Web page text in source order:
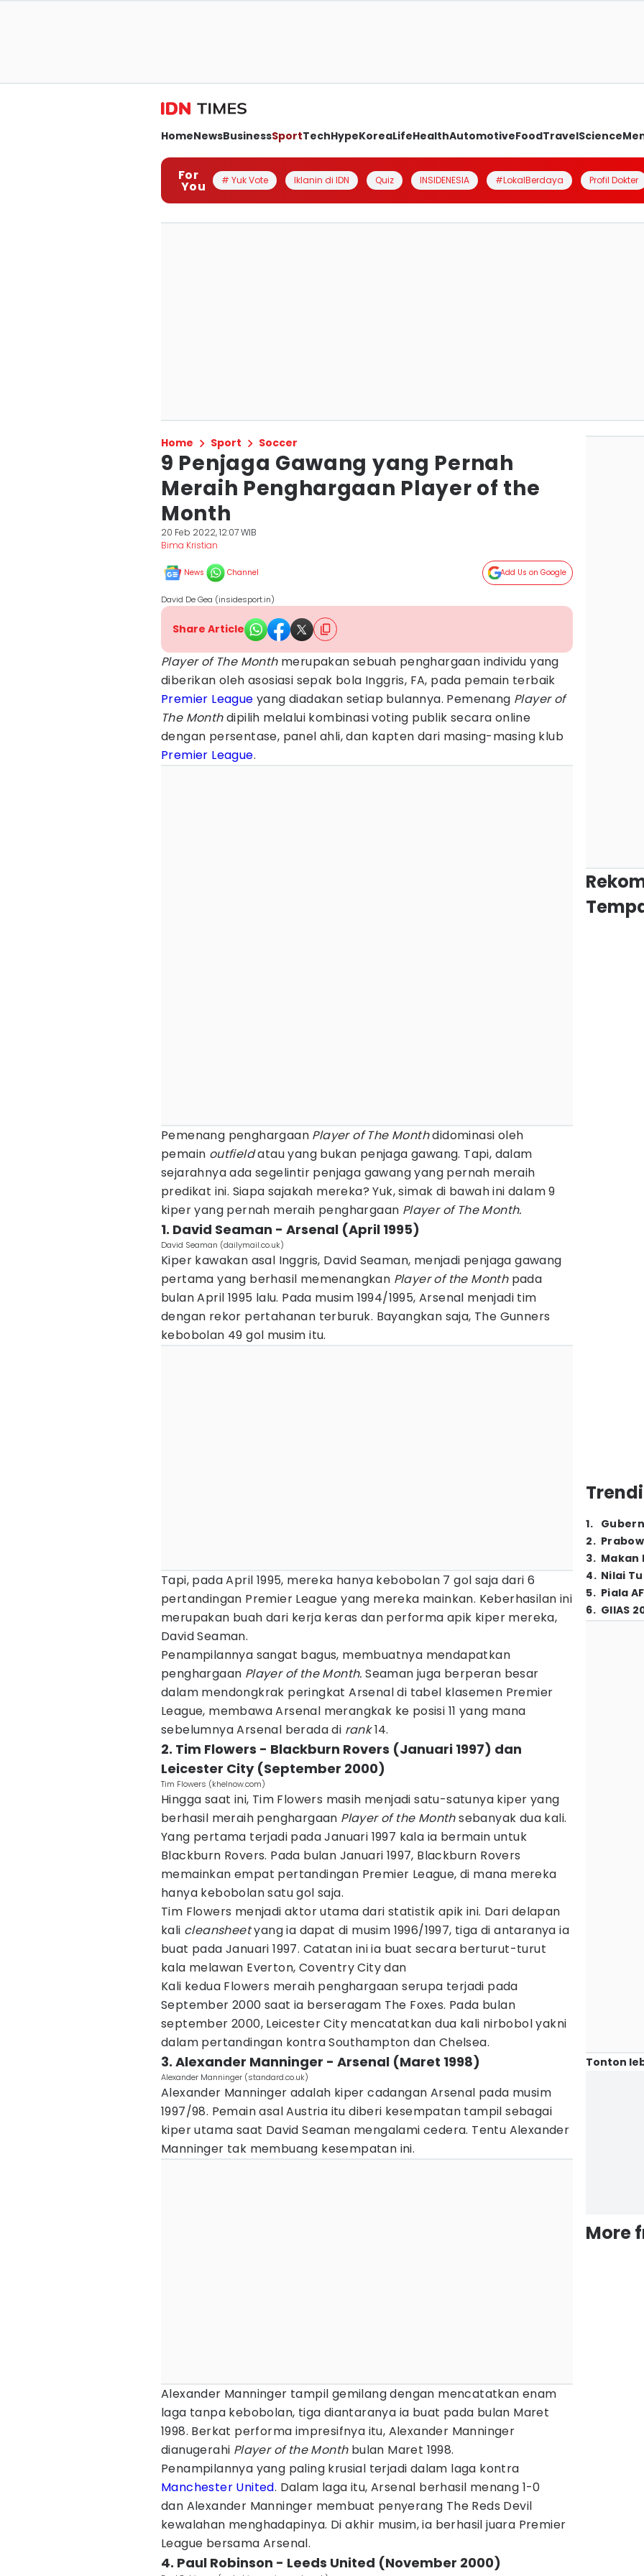
HomeNewsBusinessSportTechHypeKoreaLifeHealthAutomotiveFoodTravelScience
For
You # Yuk Vote Iklanin di IDN Quiz INSIDENESIA #LokalBerdaya Profil Dokter
Home Sport Soccer
9 Penjaga Gawang yang Pernah
Meraih Penghargaan Player of the
Month
20 Feb 2022, 12:07 WIB
Bima Kristian
News Channel Add Us on Google
David De Gea (insidesport.in)
Share Article
Player of The Monthmerupakan sebuah penghargaan individu yang
diberikan oleh asosiasi sepak bola Inggris, FA, pada pemain terbaik
Premier League yang diadakan setiap bulannya. Pemenang Player of
The Monthdipilih melalui kombinasi voting publik secara online
dengan persentase, panel ahli, dan kapten dari masing-masing klub
Premier League.
Pemenang penghargaan Player of The Monthdidominasi oleh
pemain outfieldatau yang bukan penjaga gawang. Tapi, dalam
sejarahnya ada segelintir penjaga gawang yang pernah meraih
predikat ini. Siapa sajakah mereka? Yuk, simak di bawah ini dalam 9
kiper yang pernah meraih penghargaan Player of The Month.
1. David Seaman - Arsenal (April 1995)
David Seaman (dailymail.co.uk)
Kiper kawakan asal Inggris, David Seaman, menjadi penjaga gawang
pertama yang berhasil memenangkan Player of the Monthpada
bulan April 1995 lalu. Pada musim 1994/1995, Arsenal menjadi tim
dengan rekor pertahanan terburuk. Bayangkan saja, The Gunners
kebobolan 49 gol musim itu.
Tapi, pada April 1995, mereka hanya kebobolan 7 gol saja dari 6
pertandingan Premier League yang mereka mainkan. Keberhasilan ini
merupakan buah dari kerja keras dan performa apik kiper mereka,
David Seaman.
Penampilannya sangat bagus, membuatnya mendapatkan
penghargaan Player of the Month. Seaman juga berperan besar
dalam mendongkrak peringkat Arsenal di tabel klasemen Premier
League, membawa Arsenal merangkak ke posisi 11 yang mana
sebelumnya Arsenal berada di rank14.
2. Tim Flowers - Blackburn Rovers (Januari 1997) dan
Leicester City (September 2000)
Tim Flowers (khelnow.com)
Hingga saat ini, Tim Flowers masih menjadi satu-satunya kiper yang
berhasil meraih penghargaan Player of the Monthsebanyak dua kali.
Yang pertama terjadi pada Januari 1997 kala ia bermain untuk
Blackburn Rovers. Pada bulan Januari 1997, Blackburn Rovers
memainkan empat pertandingan Premier League, di mana mereka
hanya kebobolan satu gol saja.
Tim Flowers menjadi aktor utama dari statistik apik ini. Dari delapan
kali cleansheetyang ia dapat di musim 1996/1997, tiga di antaranya ia
buat pada Januari 1997. Catatan ini ia buat secara berturut-turut
kala melawan Everton, Coventry City dan
Kali kedua Flowers meraih penghargaan serupa terjadi pada
September 2000 saat ia berseragam The Foxes. Pada bulan
september 2000, Leicester City mencatatkan dua kali nirbobol yakni
dalam pertandingan kontra Southampton dan Chelsea.
3. Alexander Manninger - Arsenal (Maret 1998)
Alexander Manninger (standard.co.uk)
Alexander Manninger adalah kiper cadangan Arsenal pada musim
1997/98. Pemain asal Austria itu diberi kesempatan tampil sebagai
kiper utama saat David Seaman mengalami cedera. Tentu Alexander
Manninger tak membuang kesempatan ini.
Alexander Manninger tampil gemilang dengan mencatatkan enam
laga tanpa kebobolan, tiga diantaranya ia buat pada bulan Maret
1998. Berkat performa impresifnya itu, Alexander Manninger
dianugerahi Player of the Monthbulan Maret 1998.
Penampilannya yang paling krusial terjadi dalam laga kontra
Manchester United. Dalam laga itu, Arsenal berhasil menang 1-0
dan Alexander Manninger membuat penyerang The Reds Devil
kewalahan menghadapinya. Di akhir musim, ia berhasil juara Premier
League bersama Arsenal.
4. Paul Robinson - Leeds United (November 2000)
1.
2.
3. Makan
4. Nilai
5. Piala
6. GIIAS
Tonton
More